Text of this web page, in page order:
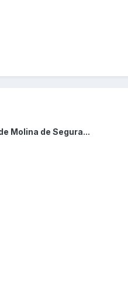
Molina de Segura...